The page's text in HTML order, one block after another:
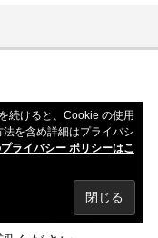
象となります。
続けると、Cookie の使用
を含め詳細はプライバシ
ライバシー ポリシーはこ